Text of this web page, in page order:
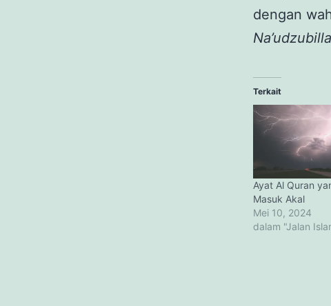
dengan
Terkait
Ayat Al Quran
Masuk Akal
Mei 10, 2024
dalam "Jalan